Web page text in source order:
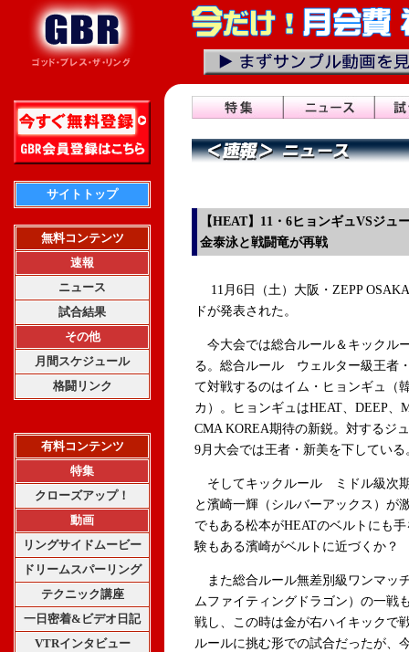
サイトトップ
無料コンテンツ
速報
ニュース
試合結果
その他
月間スケジュール
格闘リンク
有料コンテンツ
特集
クローズアップ！
動画
リングサイドムービー
ドリームスパーリング
テクニック講座
一日密着&ビデオ日記
VTRインタビュー
【HEAT】11・6ヒョンギュVSジュ
金泰泳と戦闘竜が再戦
11月6日（土）大阪・ZEPP
ドが発表された。
今大会では総合ルール＆キックル
る。総合ルール ウェルター級王者
て対戦するのはイム・ヒョンギュ（
カ）。ヒョンギュはHEAT、DEEP
CMA KOREA期待の新鋭。対するジ
9月大会では王者・新美を下している
そしてキックルール ミドル級次
と濱崎一輝（シルバーアックス）が
でもある松本がHEATのベルトにも
験もある濱崎がベルトに近づくか？
また総合ルール無差別級ワンマッ
ムファイティングドラゴン）の一戦
戦し、この時は金が右ハイキックで
ルールに挑む形での試合だったが、